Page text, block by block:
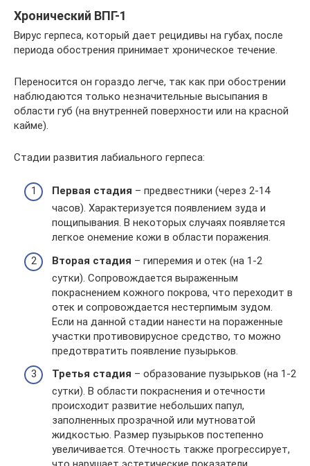
Хронический ВПГ-1
Вирус герпеса, который дает рецидивы на губах, после
периода обострения принимает хроническое течение.
Переносится он гораздо легче, так как при обострении
наблюдаются только незначительные высыпания в
области губ (на внутренней поверхности или на красной
кайме).
Стадии развития лабиального герпеса:
Первая стадия – предвестники (через 2-14
часов). Характеризуется появлением зуда и
пощипывания. В некоторых случаях появляется
легкое онемение кожи в области поражения.
Вторая стадия – гиперемия и отек (на 1-2
сутки). Сопровождается выраженным
покраснением кожного покрова, что переходит в
отек и сопровождается нестерпимым зудом.
Если на данной стадии нанести на пораженные
участки противовирусное средство, то можно
предотвратить появление пузырьков.
Третья стадия – образование пузырьков (на 1-2
сутки). В области покраснения и отечности
происходит развитие небольших папул,
заполненных прозрачной или мутноватой
жидкостью. Размер пузырьков постепенно
увеличивается. Отечность также прогрессирует,